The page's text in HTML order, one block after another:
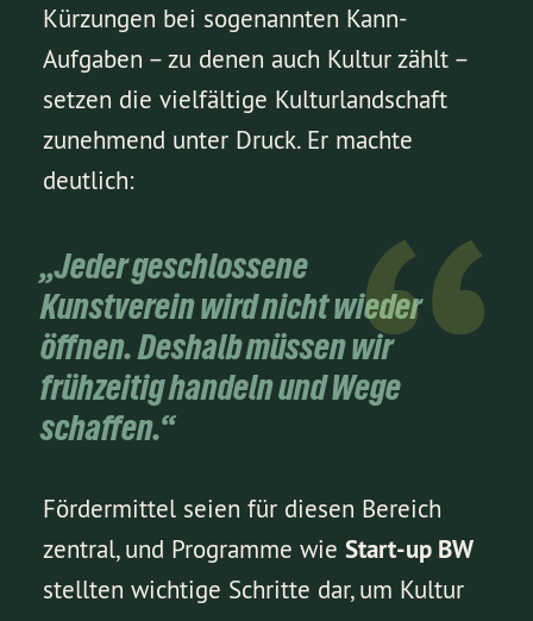
Kürzungen bei sogenannten Kann-
Aufgaben – zu denen auch Kultur zählt –
setzen die vielfältige Kulturlandschaft
zunehmend unter Druck. Er machte
deutlich:
„Jeder geschlossene
Kunstverein wird nicht wieder
öffnen. Deshalb müssen wir
frühzeitig handeln und Wege
schaffen.“
Fördermittel seien für diesen Bereich
zentral, und Programme wieStart-up BW
stellten wichtige Schritte dar, um Kultur